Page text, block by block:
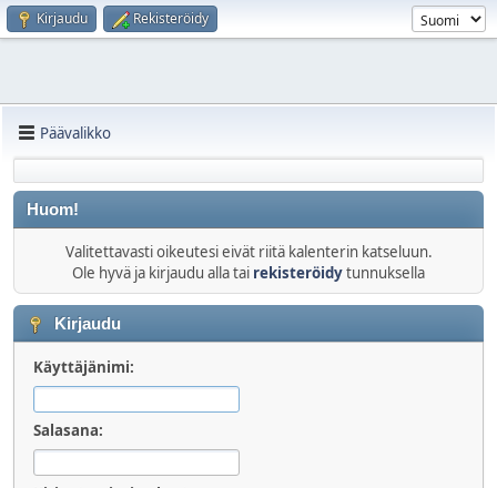
Kirjaudu Rekisteröidy
Päävalikko
Huom!
Valitettavasti oikeutesi eivät riitä kalenterin katseluun.
Ole hyvä ja kirjaudu alla tai rekisteröidytunnuksella
Kirjaudu
Käyttäjänimi:
Salasana: